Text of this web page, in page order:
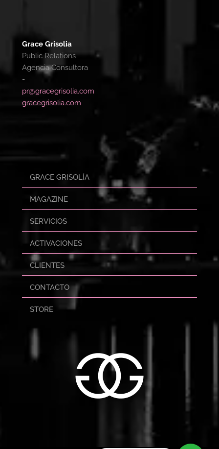
Grace Grisolia
Public Relations
Agencia Consultora
-
pr@gracegrisolia.com
gracegrisolia.com
GRACE GRISOLÍA
MAGAZINE
SERVICIOS
ACTIVACIONES
CLIENTES
CONTACTO
STORE